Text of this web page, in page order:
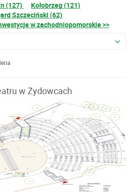
(127)
Kołobrzeg (121)
Szczeciński (62)
w zachodniopomorskie >>
w Żydowcach